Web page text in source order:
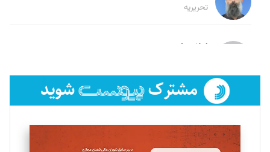
تحریریه
لیلا حنارود
فائزه فتحی رستمی
تحریریه